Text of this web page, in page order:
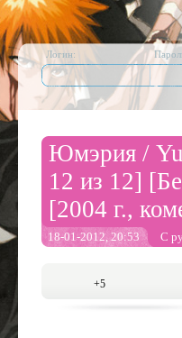
Логин:
Юмэрия /
12 из 12]
[2004 г.,
18-01-2012, 20:53 С
+5